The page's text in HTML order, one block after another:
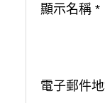
顯示名稱 *
電子郵件